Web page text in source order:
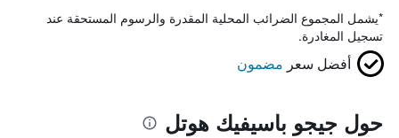
*يشمل المجموع الضرائب المحلية المقدرة والرسوم المستحقة عند
تسجيل المغادرة.
أفضل سعر مضمون
حول جيجو باسيفيك هوتل